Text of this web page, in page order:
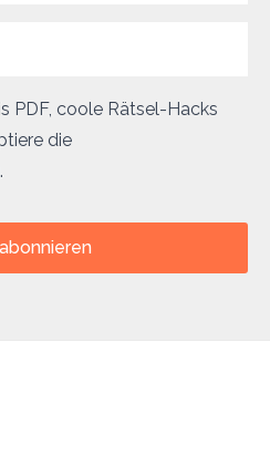
PDF, coole Rätsel-Hacks
die
.